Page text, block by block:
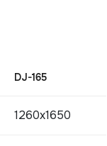
DJ-165
1260х1650